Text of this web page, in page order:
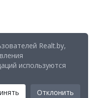
Realt.by,
используются
Отклонить